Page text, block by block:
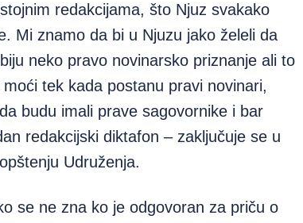
redakcijama, što Njuz svakako
Mi znamo da bi u Njuzu jako želeli da
neko pravo novinarsko priznanje ali to
moći tek kada postanu pravi novinari,
budu imali prave sagovornike i bar
redakcijski diktafon – zaključuje se u
Udruženja.
se ne zna ko je odgovoran za priču o